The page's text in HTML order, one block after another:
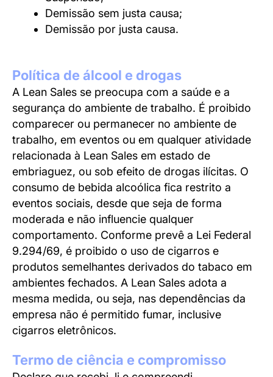
Demissão sem justa causa;
Demissão por justa causa.
Política de álcool e drogas
A Lean Sales se preocupa com a saúde e a
segurança do ambiente de trabalho. É proibido
comparecer ou permanecer no ambiente de
trabalho, em eventos ou em qualquer atividade
relacionada à Lean Sales em estado de
embriaguez, ou sob efeito de drogas ilícitas. O
consumo de bebida alcoólica fica restrito a
eventos sociais, desde que seja de forma
moderada e não influencie qualquer
comportamento. Conforme prevê a Lei Federal
9.294/69, é proibido o uso de cigarros e
produtos semelhantes derivados do tabaco em
ambientes fechados. A Lean Sales adota a
mesma medida, ou seja, nas dependências da
empresa não é permitido fumar, inclusive
cigarros eletrônicos.
Termo de ciência e compromisso